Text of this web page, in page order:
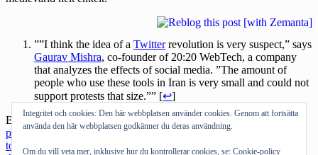
””I think the idea of a Twitterrevolution is very suspect,” says
Gaurav Mishra, co-founder of 20:20 WebTech, a company
that analyzes the effects of social media. ”The amount of
people who use these tools in Iran is very small and could not
support protests that size.”” [↩]
Etiketter: demonstration,Göteborg,Hadopi, IPRed ,Iran,politik,
protest,sociala medier,synsätt,Teheran,Telekom,
tolkning
TPB Twitter våldsmonopol, världsbild
Kategorier:
Integritet och cookies: Den här webbplatsen använder cookies. Genom att fortsätta
använda den här webbplatsen godkänner du deras användning.
Om du vill veta mer, inklusive hur du kontrollerar cookies, se: Cookie-policy